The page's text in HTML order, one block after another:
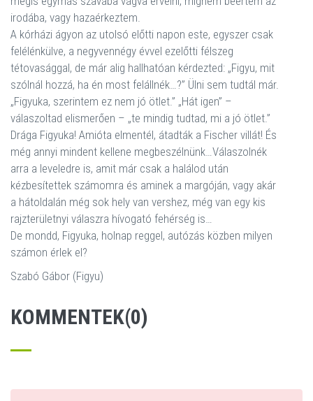
irodába, vagy hazaérkeztem.
A kórházi ágyon az utolsó előtti napon este, egyszer csak
felélénkülve, a negyvennégy évvel ezelőtti félszeg
tétovasággal, de már alig hallhatóan kérdezted: „Figyu, mit
szólnál hozzá, ha én most felállnék…?” Ülni sem tudtál már.
„Figyuka, szerintem ez nem jó ötlet.” „Hát igen” –
válaszoltad elismerően – „te mindig tudtad, mi a jó ötlet.”
Drága Figyuka! Amióta elmentél, átadták a Fischer villát! És
még annyi mindent kellene megbeszélnünk…Válaszolnék
arra a leveledre is, amit már csak a halálod után
kézbesítettek számomra és aminek a margóján, vagy akár
a hátoldalán még sok hely van vershez, még van egy kis
rajzterületnyi válaszra hívogató fehérség is…
De mondd, Figyuka, holnap reggel, autózás közben milyen
számon érlek el?
Szabó Gábor (Figyu)
KOMMENTEK(0)